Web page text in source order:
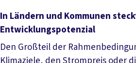
In Ländern und Kommunen
Entwicklungspotenzial
Den Großteil der